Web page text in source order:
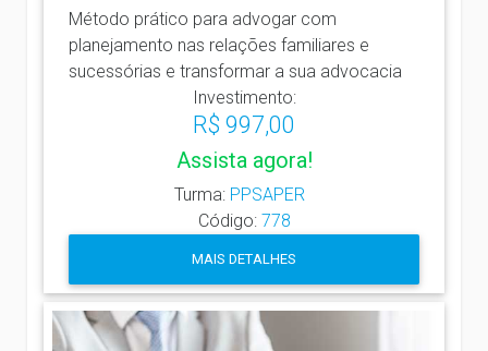
Método prático para advogar com
planejamento nas relações familiares e
sucessórias e transformar a sua advocacia
Investimento:
R$ 997,00
Assista agora!
Turma: PPSAPER
Código: 778
MAIS DETALHES